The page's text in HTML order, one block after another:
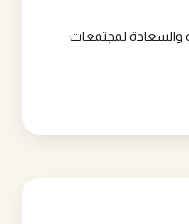
والسعادة لمجتمعات